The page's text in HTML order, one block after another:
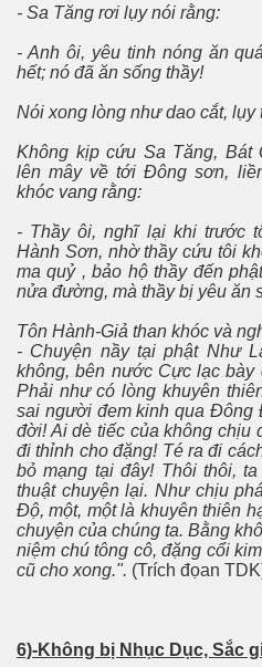
- Sa Tăng rơi lụy nói rằng:
- Anh ôi, yêu tinh nóng ăn
hết; nó đã ăn sống thầy!
Nói xong lòng như dao cắt, lụy
Không kịp cứu Sa Tăng, Bát
lên mây về tới Ðông sơn,
khóc vang rằng:
- Thầy ôi, nghĩ lại khi trước
Hành Sơn, nhờ thầy cứu tôi
ma quỷ , bảo hộ thầy đến
nửa đường, mà thầy bị yêu ăn
Tôn Hành-Giả than khóc và
- Chuyện nầy tại phật Như
không, bên nước Cực lạc bày
Phải như có lòng khuyên
sai người đem kinh qua Ðông
đời! Ai dè tiếc của không chịu
đi thỉnh cho đặng! Té ra đi
bỏ mạng tại đây! Thôi thôi,
thuật chuyện lại. Như chịu
Ðộ, một, một là khuyên thiên
chuyện của chúng ta. Bằng
niệm chú tông cô, đặng cổi
cũ cho xong.". (Trích đọan
6)-Không bị Nhục Dục, Sắc